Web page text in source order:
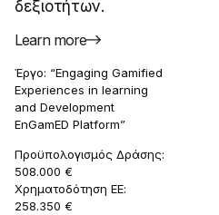
δεξιοτήτων.
Learn more
Έργο: “Engaging Gamified
Experiences in learning
and Development
EnGamED Platform”
Προϋπολογισμός Δράσης:
508.000 €
Χρηματοδότηση ΕΕ:
258.350 €